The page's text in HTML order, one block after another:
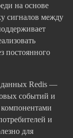
на основе
сигналов между
постоянного
данных Redis —
событий и
и
для